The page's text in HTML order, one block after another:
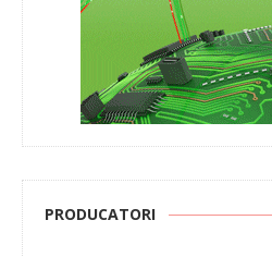
PRODUCATORI